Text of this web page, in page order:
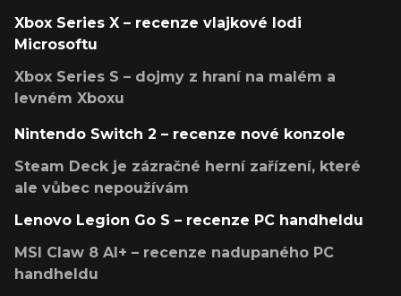
Xbox Series X – recenze vlajkové lodi
Microsoftu
Xbox Series S – dojmy z hraní na malém a
levném Xboxu
Nintendo Switch 2 – recenze nové konzole
Steam Deck je zázračné herní zařízení, které
ale vůbec nepoužívám
Lenovo Legion Go S – recenze PC handheldu
MSI Claw 8 AI+ – recenze nadupaného PC
handheldu